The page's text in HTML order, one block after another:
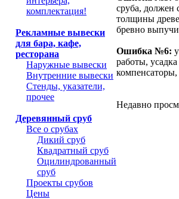
комплектация!
Рекламные вывески
для бара, кафе,
ресторана
Наружные вывески
Внутренние вывески
Стенды, указатели,
прочее
Деревянный сруб
Все о срубах
Дикий сруб
Квадратный сруб
Оцилиндрованный
сруб
Проекты срубов
Цены
сруба, должен
толщины
бревно
Ошибка №6:
работы,
Недавно